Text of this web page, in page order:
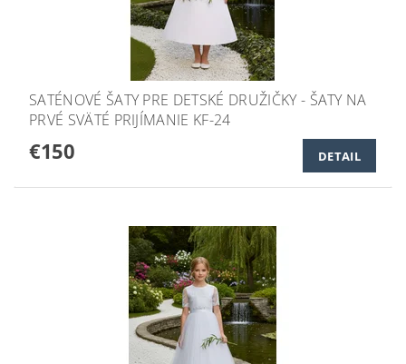
SATÉNOVÉ ŠATY PRE DETSKÉ DRUŽIČKY - ŠATY NA
PRVÉ SVÄTÉ PRIJÍMANIE KF-24
€150 DETAIL